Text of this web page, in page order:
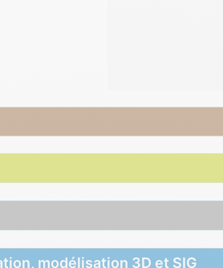
modélisation 3D et SIG